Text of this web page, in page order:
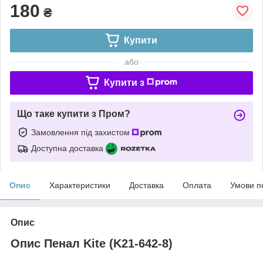
180 ₴
Купити
або
Купити з
Що таке купити з Пром?
Замовлення під захистом
Доступна доставка
Опис Характеристики Доставка Оплата Умови
Опис
Опис Пенал Kite (K21-642-8)